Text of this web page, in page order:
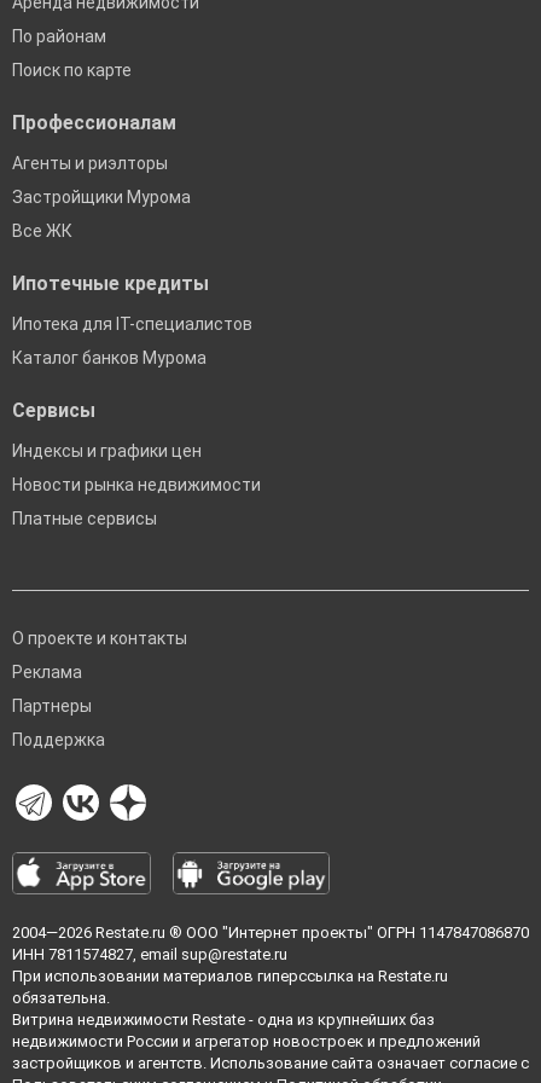
По районам
Поиск по карте
Профессионалам
Агенты и риэлторы
Застройщики Мурома
Все ЖК
Ипотечные кредиты
Ипотека для IT-специалистов
Каталог банков Мурома
Сервисы
Индексы и графики цен
Новости рынка недвижимости
Платные сервисы
О проекте и контакты
Реклама
Партнеры
Поддержка
2004—2026 Restate.ru ® ООО "Интернет проекты" ОГРН 1147847086870
ИНН 7811574827, email sup@restate.ru
При использовании материалов гиперссылка на Restate.ru
обязательна.
Витрина недвижимости Restate - одна из крупнейших баз
недвижимости России и агрегатор новостроек и предложений
застройщиков и агентств. Использование сайта означает согласие с